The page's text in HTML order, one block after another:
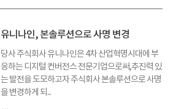
유니나인, 본솔루션으로 사명 변경
당사 주식회사 유니나인은 4차 산업혁명시대에 부
응하는 디지털 컨버전스 전문기업으로써,추진력 있
는 발전을 도모하고자 주식회사 본솔루션으로 사명
을 변경하게 되...